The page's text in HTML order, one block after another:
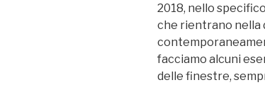
2018, nello
che rientrano nella
facciamo alcuni
delle finestre,